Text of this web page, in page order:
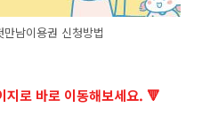
남이용권 신청방법
지로 바로 이동해보세요. 🔻